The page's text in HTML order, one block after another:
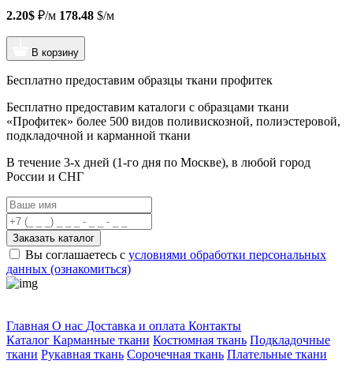
2.20$ ₽/м 178.48 $/м
В корзину
Бесплатно предоставим образцы ткани профитек
Бесплатно предоставим каталоги с образцами ткани
«Профитек» более 500 видов поливискозной, полиэстеровой,
подкладочной и карманной ткани
В течение 3-х дней (1-го дня по Москве), в любой город
России и СНГ
Заказать каталог
Вы соглашаетесь с условиями обработки персональных
данных (ознакомиться)
Главная О нас Доставка и оплата Контакты
Каталог Карманные ткани Костюмная ткань Подкладочные
ткани Рукавная ткань Сорочечная ткань Плательные ткани